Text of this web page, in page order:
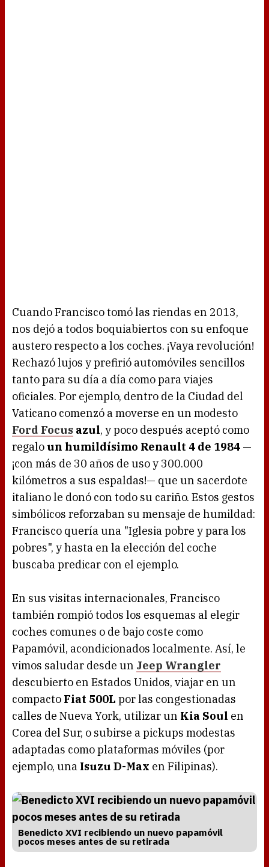
Cuando Francisco tomó las riendas en 2013,
nos dejó a todos boquiabiertos con su enfoque
austero respecto a los coches. ¡Vaya revolución!
Rechazó lujos y prefirió automóviles sencillos
tanto para su día a día como para viajes
oficiales. Por ejemplo, dentro de la Ciudad del
Vaticano comenzó a moverse en un modesto
Ford Focus azul, y poco después aceptó como
regalo un humildísimo Renault 4 de 1984 —
¡con más de 30 años de uso y 300.000
kilómetros a sus espaldas!— que un sacerdote
italiano le donó con todo su cariño. Estos gestos
simbólicos reforzaban su mensaje de humildad:
Francisco quería una "Iglesia pobre y para los
pobres", y hasta en la elección del coche
buscaba predicar con el ejemplo.
En sus visitas internacionales, Francisco
también rompió todos los esquemas al elegir
coches comunes o de bajo coste como
Papamóvil, acondicionados localmente. Así, le
vimos saludar desde un Jeep Wrangler
descubierto en Estados Unidos, viajar en un
compacto Fiat 500L por las congestionadas
calles de Nueva York, utilizar un Kia Soul en
Corea del Sur, o subirse a pickups modestas
adaptadas como plataformas móviles (por
ejemplo, una Isuzu D-Max en Filipinas).
Benedicto XVI recibiendo un nuevo papamóvil
pocos meses antes de su retirada